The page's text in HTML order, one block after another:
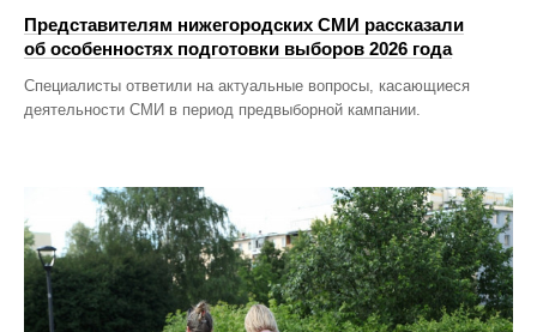
Представителям нижегородских СМИ рассказали
об особенностях подготовки выборов 2026 года
Специалисты ответили на актуальные вопросы, касающиеся
деятельности СМИ в период предвыборной кампании.